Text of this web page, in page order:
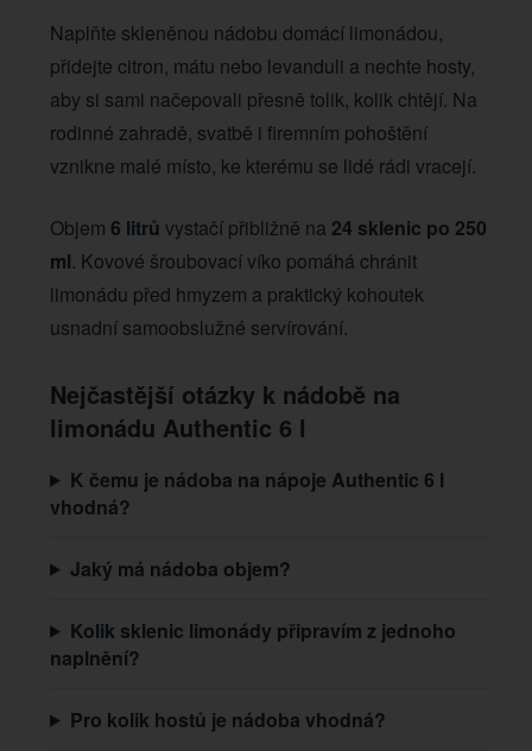
Naplňte skleněnou nádobu domácí limonádou,
přidejte citron, mátu nebo levanduli a nechte hosty,
aby si sami načepovali přesně tolik, kolik chtějí. Na
rodinné zahradě, svatbě i firemním pohoštění
vznikne malé místo, ke kterému se lidé rádi vracejí.
Objem 6 litrů vystačí přibližně na 24 sklenic po 250
ml. Kovové šroubovací víko pomáhá chránit
limonádu před hmyzem a praktický kohoutek
usnadní samoobslužné servírování.
Nejčastější otázky k nádobě na
limonádu Authentic 6 l
K čemu je nádoba na nápoje Authentic 6 l
vhodná?
Jaký má nádoba objem?
Kolik sklenic limonády připravím z jednoho
naplnění?
Pro kolik hostů je nádoba vhodná?